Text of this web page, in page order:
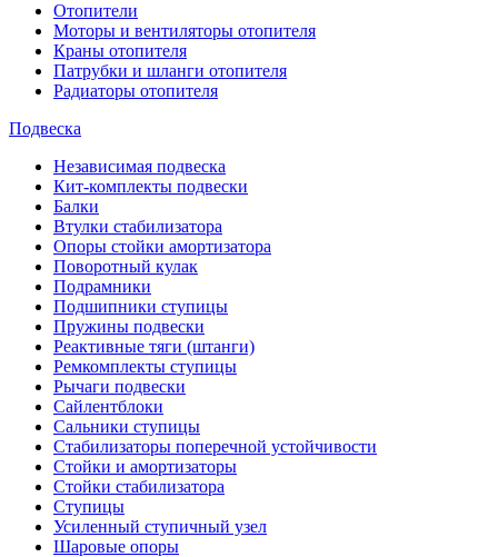
Отопители
Моторы и вентиляторы отопителя
Краны отопителя
Патрубки и шланги отопителя
Радиаторы отопителя
Подвеска
Независимая подвеска
Кит-комплекты подвески
Балки
Втулки стабилизатора
Опоры стойки амортизатора
Поворотный кулак
Подрамники
Подшипники ступицы
Пружины подвески
Реактивные тяги (штанги)
Ремкомплекты ступицы
Рычаги подвески
Сайлентблоки
Сальники ступицы
Стабилизаторы поперечной устойчивости
Стойки и амортизаторы
Стойки стабилизатора
Ступицы
Усиленный ступичный узел
Шаровые опоры